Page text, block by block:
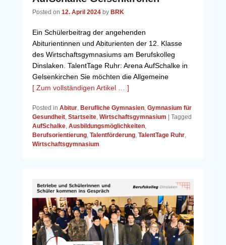
Posted on 12. April 2024 by BRK
Ein Schülerbeitrag der angehenden
Abiturientinnen und Abiturienten der 12. Klasse
des Wirtschaftsgymnasiums am Berufskolleg
Dinslaken. TalentTage Ruhr: Arena AufSchalke in
Gelsenkirchen Sie möchten die Allgemeine
[ Zum vollständigen Artikel … ]
Posted in Abitur, Berufliche Gymnasien, Gymnasium für
Gesundheit, Startseite, Wirtschaftsgymnasium
Tagged
AufSchalke, Ausbildungsmöglichkeiten,
Berufsorientierung, Talentförderung, TalentTage Ruhr,
Wirtschaftsgymnasium